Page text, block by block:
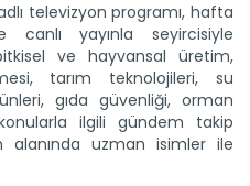
televizyon programı, hafta
yayınla seyircisiyle
ve hayvansal üretim,
tarım teknolojileri, su
gıda güvenliği, orman
ilgili gündem takip
alanında uzman isimler ile
gündemini izleyici ile...